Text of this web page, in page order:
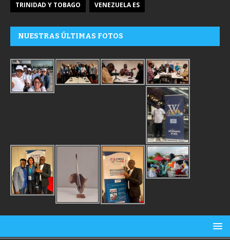
TRINIDAD Y TOBAGO VENEZUELA ES
NUESTRAS ÚLTIMAS FOTOS